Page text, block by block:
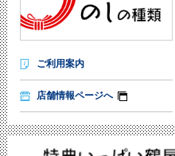
ご利用案内
店舗情報ページへ